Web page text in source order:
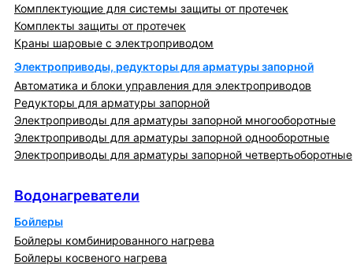
Комплектующие для системы защиты от протечек
Комплекты защиты от протечек
Краны шаровые с электроприводом
Электроприводы, редукторы для арматуры запорной
Автоматика и блоки управления для электроприводов
Редукторы для арматуры запорной
Электроприводы для арматуры запорной многооборотные
Электроприводы для арматуры запорной однооборотные
Электроприводы для арматуры запорной четвертьоборотные
Водонагреватели
Бойлеры
Бойлеры комбинированного нагрева
Бойлеры косвеного нагрева